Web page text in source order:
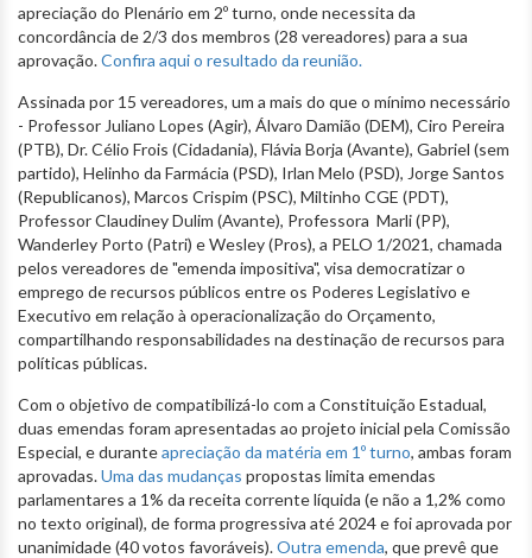
apreciação do Plenário em 2º turno, onde necessita da
concordância de 2/3 dos membros (28 vereadores) para a sua
aprovação.Confira aqui o resultado da reunião.
Assinada por 15 vereadores, um a mais do que o mínimo necessário
- Professor Juliano Lopes (Agir), Álvaro Damião (DEM), Ciro Pereira
(PTB), Dr. Célio Frois (Cidadania), Flávia Borja (Avante), Gabriel (sem
partido), Helinho da Farmácia (PSD), Irlan Melo (PSD), Jorge Santos
(Republicanos), Marcos Crispim (PSC), Miltinho CGE (PDT),
Professor Claudiney Dulim (Avante), Professora Marli (PP),
Wanderley Porto (Patri) e Wesley (Pros), a PELO 1/2021, chamada
pelos vereadores de "emenda impositiva", visa democratizar o
emprego de recursos públicos entre os Poderes Legislativo e
Executivo em relação à operacionalização do Orçamento,
compartilhando responsabilidades na destinação de recursos para
políticas públicas.
Com o objetivo de compatibilizá-lo com a Constituição Estadual,
duas emendas foram apresentadas ao projeto inicial pela Comissão
Especial, e duranteapreciação da matéria em 1º turno, ambas foram
aprovadas.Uma das mudanças propostas limita emendas
parlamentares a 1% da receita corrente líquida (e não a 1,2% como
no texto original), de forma progressiva até 2024 e foi aprovada por
unanimidade (40 votos favoráveis).Outra emenda, que prevê que